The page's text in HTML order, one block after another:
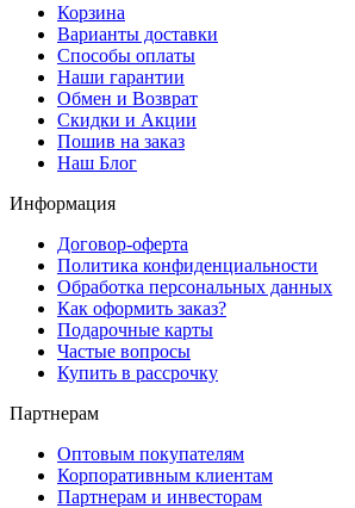
Корзина
Варианты доставки
Способы оплаты
Наши гарантии
Обмен и Возврат
Скидки и Акции
Пошив на заказ
Наш Блог
Информация
Договор-оферта
Политика конфиденциальности
Обработка персональных данных
Как оформить заказ?
Подарочные карты
Частые вопросы
Купить в рассрочку
Партнерам
Оптовым покупателям
Корпоративным клиентам
Партнерам и инвесторам